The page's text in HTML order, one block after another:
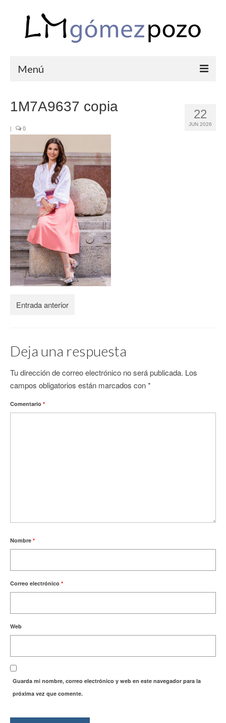
Menú
COMUNIONES
CORPORATIVAS
SEMANA SANTA
BLOG
SOBRE LM
CONTACTO
22
JUN 2026
1M7A9637 copia
| 0
Entrada anterior
Deja una respuesta
Tu dirección de correo electrónico no será publicada. Los
campos obligatorios están marcados con*
Comentario *
Nombre *
Correo electrónico *
Web
Guarda mi nombre, correo electrónico y web en este navegador para la
próxima vez que comente.